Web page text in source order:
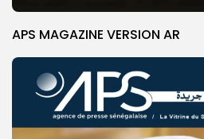
APS MAGAZINE VERSION AR